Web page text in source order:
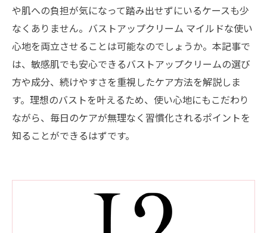
や肌への負担が気になって踏み出せずにいるケースも少
なくありません。バストアップクリーム マイルドな使い
心地を両立させることは可能なのでしょうか。本記事で
は、敏感肌でも安心できるバストアップクリームの選び
方や成分、続けやすさを重視したケア方法を解説しま
す。理想のバストを叶えるため、使い心地にもこだわり
ながら、毎日のケアが無理なく習慣化されるポイントを
知ることができるはずです。